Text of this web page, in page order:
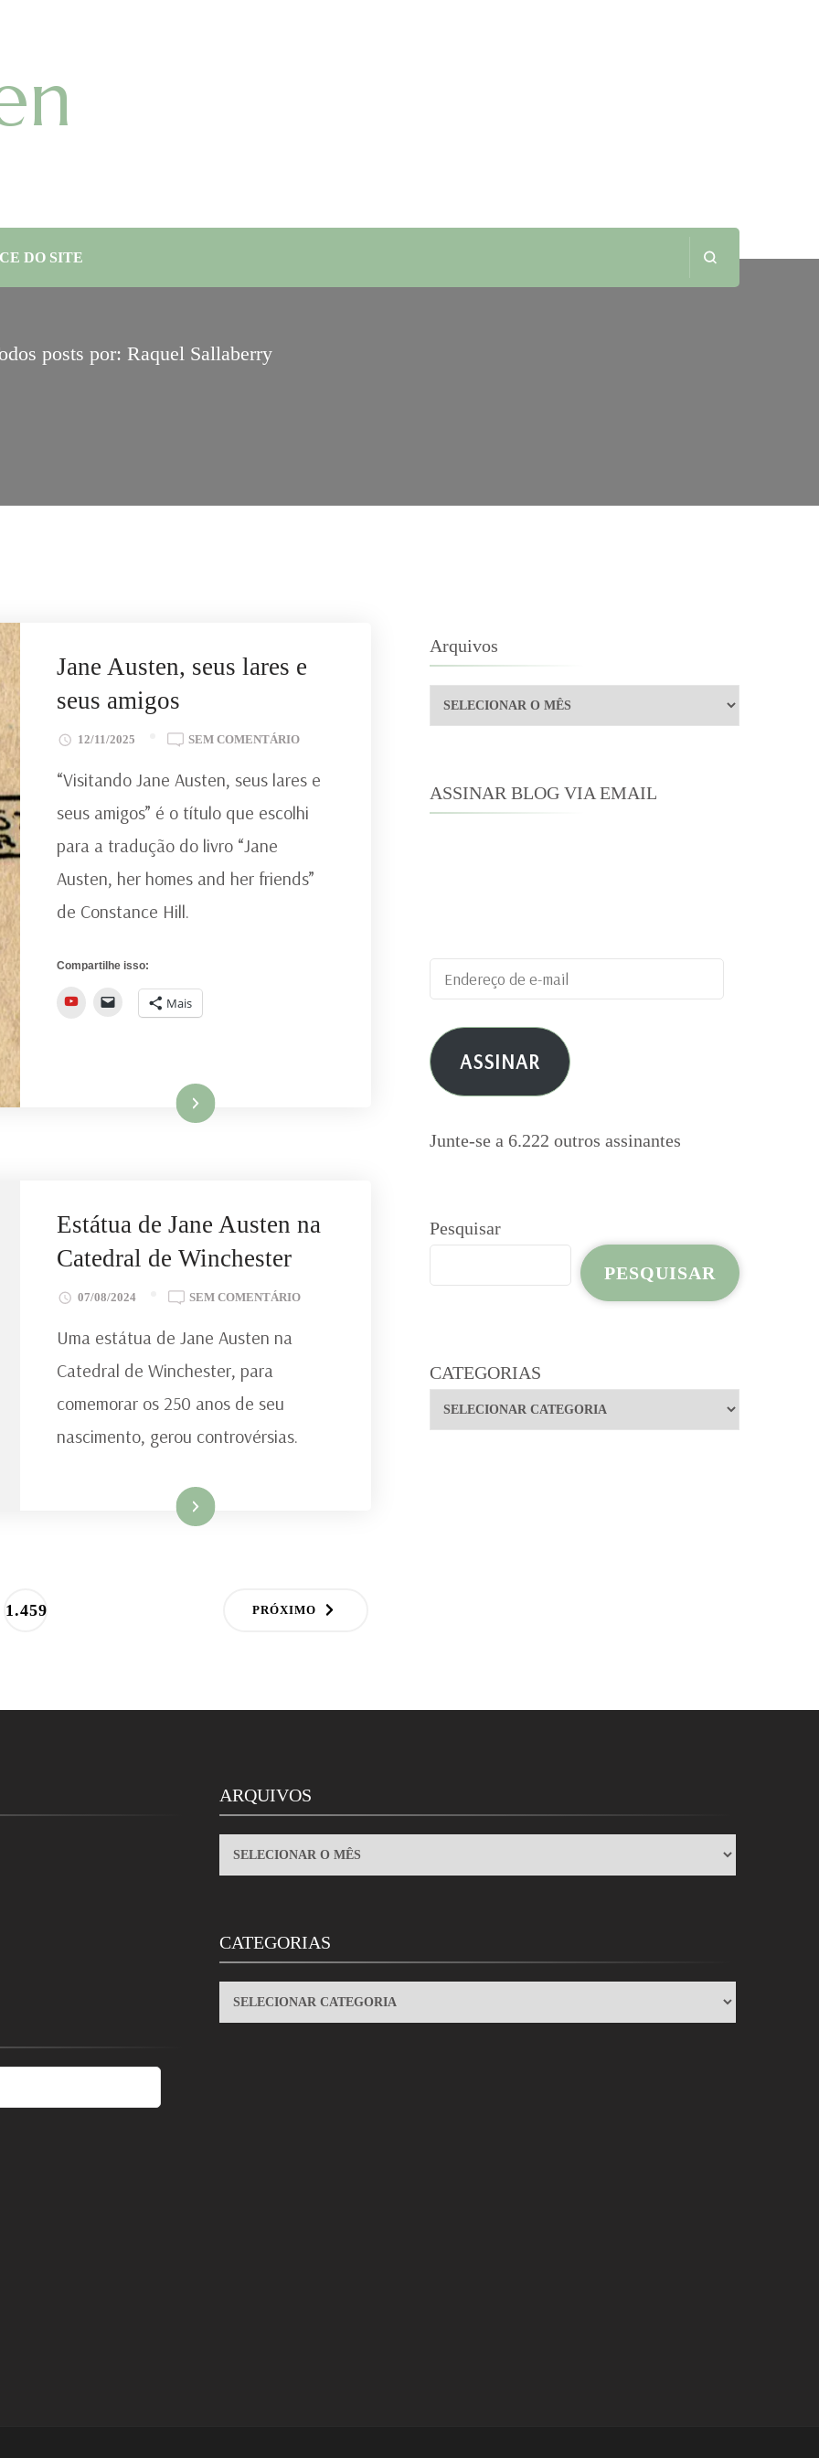
DO SITE
posts por: Raquel Sallaberry
Jane Austen, seus lares e
seus amigos
12/11/2025 SEM COMENTÁRIOEM
AUSTEN,
LARES
AMIGOS
“Visitando Jane Austen, seus lares e
seus amigos” é o título que escolhi
para a tradução do livro “Jane
Austen, her homes and her friends”
de Constance Hill.
Compartilhe isso:
YouTube Mais
Ler mais
Estátua de Jane Austen na
Catedral de Winchester
07/08/2024 SEM COMENTÁRIOEM
Uma estátua de Jane Austen na
Catedral de Winchester, para
comemorar os 250 anos de seu
nascimento, gerou controvérsias.
Ler mais
PÁGINA
1.459 PRÓXIMO
Arquivos
Arquivos
ASSINAR BLOG VIA EMAIL
Endereço
de
e-
mail ASSINAR
Junte-se a 6.222 outros assinantes
Pesquisar
PESQUISAR
CATEGORIAS
ARQUIVOS
ARQUIVOS
CATEGORIAS
CATEGORIAS